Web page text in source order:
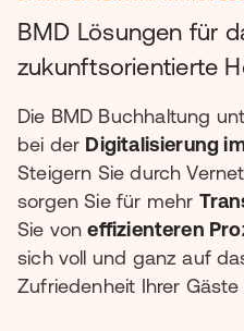
BMD Lösungen für
zukunftsorientierte
Die BMD Buchhaltung
bei der Digitalisierung
Steigern Sie durch
sorgen Sie für mehr
Sie voneffizienteren
sich voll und ganz auf
Zufriedenheit Ihrer Gäste